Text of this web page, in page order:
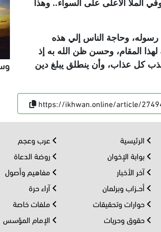
الملأ الأعلى على السواء.. وهذا
وحاجة الناس إلي هذه
المقام، وحسن ظن الله به إذ
كل عذاب، وأن ينطلق يبلغ دين
https://ikhwan.online/article/
الرئيسية
بوابة الإخوان
آخر الأخبار
أحــزاب وبرلمان
حوارات وتحقيقات
حقوق وحريات
عرب وعجم
روضة الدعاة
مفاهيم وأصول
آراء حرة
ملفات خاصة
الإمام المؤسس